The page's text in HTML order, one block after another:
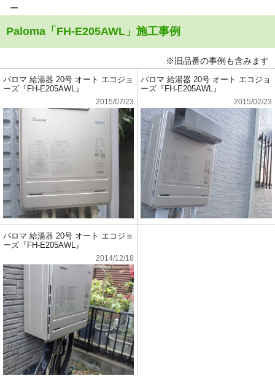
ー
Paloma「FH-E205AWL」施工事例
※旧品番の事例も含みます
パロマ 給湯器 20号 オート エコジョ
ーズ『FH-E205AWL』
2015/07/23
パロマ 給湯器 20号 オート エコジョ
ーズ『FH-E205AWL』
2015/02/23
パロマ 給湯器 20号 オート エコジョ
ーズ『FH-E205AWL』
2014/12/18